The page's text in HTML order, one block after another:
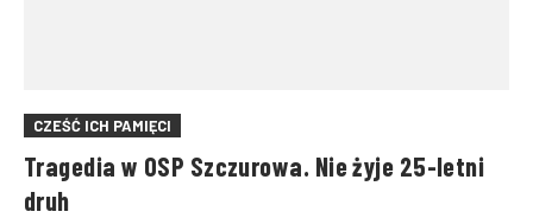
CZEŚĆ ICH PAMIĘCI
Tragedia w OSP Szczurowa. Nie żyje 25-letni
druh